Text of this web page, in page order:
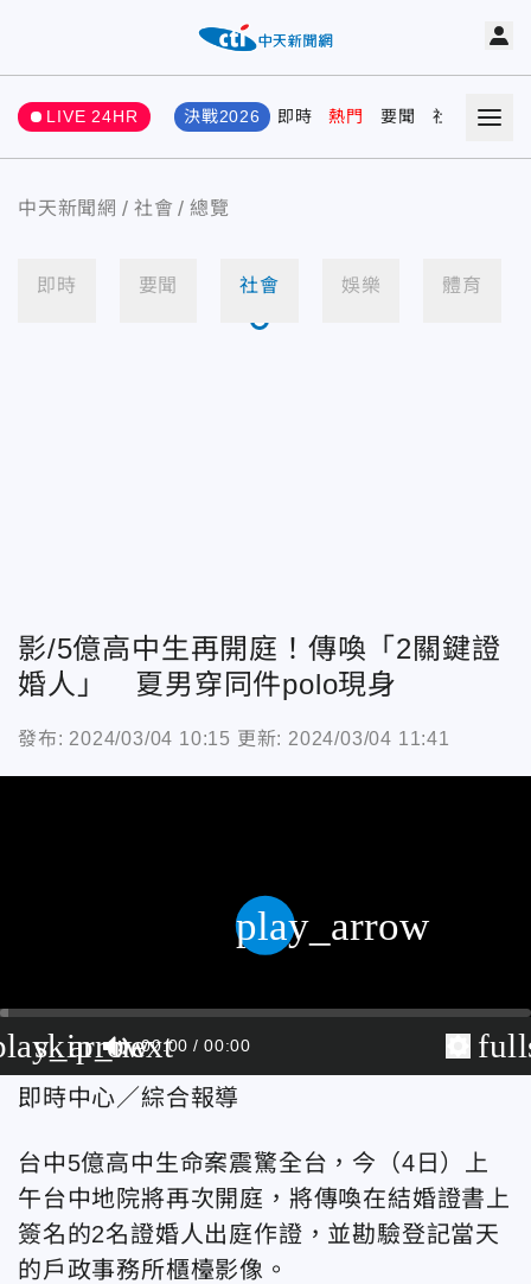
LIVE 24HR 決戰2026 即時 熱門 要聞 社會 娛樂
中天新聞網 社會 總覽
即時 要聞 社會 娛樂 體育
影/5億高中生再開庭！傳喚「2關鍵證
婚人」 夏男穿同件polo現身
發布: 2024/03/04 10:15 更新: 2024/03/04 11:41
skip_next
00:00 00:00
play_arrow
即時中心／綜合報導
台中5億高中生命案震驚全台，今（4日）上
午台中地院將再次開庭，將傳喚在結婚證書上
簽名的2名證婚人出庭作證，並勘驗登記當天
的戶政事務所櫃檯影像。